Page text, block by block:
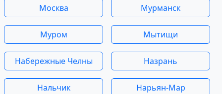
Москва Мурманск
Муром Мытищи
Набережные Челны Назрань
Нальчик Нарьян-Мар